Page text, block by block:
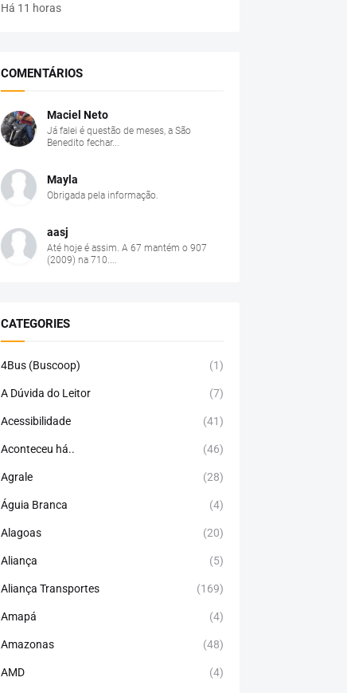
Há 11 horas
COMENTÁRIOS
Maciel Neto
Já falei é questão de meses, a São
Benedito fechar...
Mayla
Obrigada pela informação.
aasj
Até hoje é assim. A 67 mantém o 907
(2009) na 710....
CATEGORIES
4Bus (Buscoop) (1)
A Dúvida do Leitor (7)
Acessibilidade (41)
Aconteceu há.. (46)
Agrale (28)
Águia Branca (4)
Alagoas (20)
Aliança (5)
Aliança Transportes (169)
Amapá (4)
Amazonas (48)
AMD (4)